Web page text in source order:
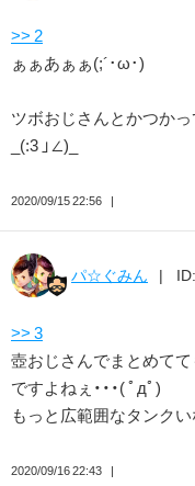
>> 2
ぁぁあぁぁ(;´･ω･)
ツボおじさんとかつか
_(:3 」∠)_
2020/09/15 22:56
パ☆ぐみん
>> 3
壺おじさんでまとめて
ですよねぇ・・・( ﾟдﾟ)
もっと広範囲なタンク
2020/09/16 22:43